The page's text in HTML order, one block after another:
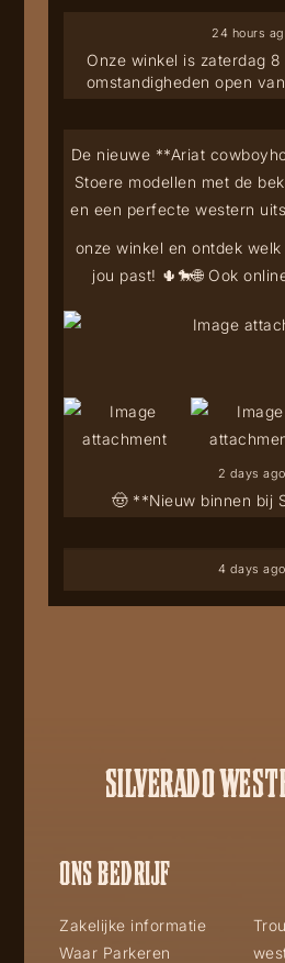
Onze winkel is zaterdag
omstandigheden open
24 hours
🤠 **Nieuw binnen bij
De nieuwe **Ariat
Stoere modellen met de
en een perfecte western
onze winkel en ontdek
jou past! 🌵🐎🌐 Ook
2 days ago
4 days ago
SILVERADO
ONS BEDRIJF
Zakelijke informatie
Waar Parkeren